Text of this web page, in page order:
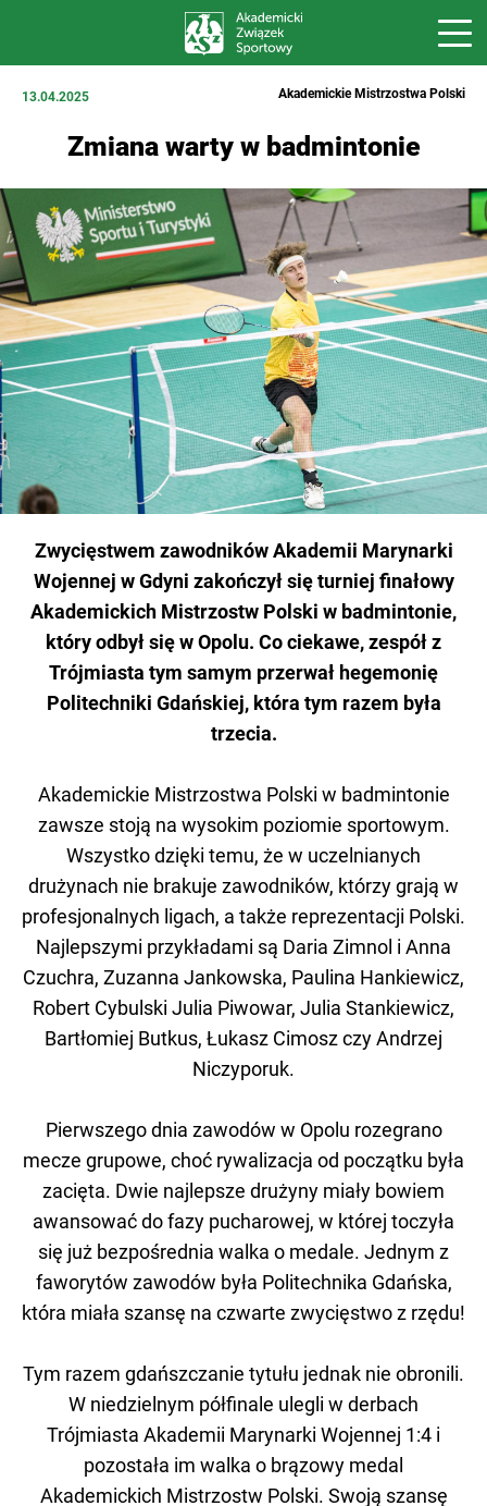
13.04.2025 Akademickie Mistrzostwa Polski
Zmiana warty w badmintonie
Zwycięstwem zawodników Akademii Marynarki
Wojennej w Gdyni zakończył się turniej finałowy
Akademickich Mistrzostw Polski w badmintonie,
który odbył się w Opolu. Co ciekawe, zespół z
Trójmiasta tym samym przerwał hegemonię
Politechniki Gdańskiej, która tym razem była
trzecia.
Akademickie Mistrzostwa Polski w badmintonie
zawsze stoją na wysokim poziomie sportowym.
Wszystko dzięki temu, że w uczelnianych
drużynach nie brakuje zawodników, którzy grają w
profesjonalnych ligach, a także reprezentacji Polski.
Najlepszymi przykładami są Daria Zimnol i Anna
Czuchra, Zuzanna Jankowska, Paulina Hankiewicz,
Robert Cybulski Julia Piwowar, Julia Stankiewicz,
Bartłomiej Butkus, Łukasz Cimosz czy Andrzej
Niczyporuk.
Pierwszego dnia zawodów w Opolu rozegrano
mecze grupowe, choć rywalizacja od początku była
zacięta. Dwie najlepsze drużyny miały bowiem
awansować do fazy pucharowej, w której toczyła
się już bezpośrednia walka o medale. Jednym z
faworytów zawodów była Politechnika Gdańska,
która miała szansę na czwarte zwycięstwo z rzędu!
Tym razem gdańszczanie tytułu jednak nie obronili.
W niedzielnym półfinale ulegli w derbach
Trójmiasta Akademii Marynarki Wojennej 1:4 i
pozostała im walka o brązowy medal
Akademickich Mistrzostw Polski. Swoją szansę